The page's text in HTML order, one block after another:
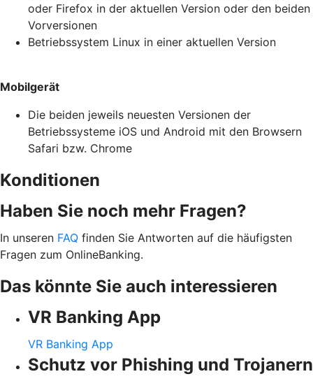
oder Firefox in der aktuellen Version oder den beiden
Vorversionen
Betriebssystem Linux in einer aktuellen Version
Mobilgerät
Die beiden jeweils neuesten Versionen der
Betriebssysteme iOS und Android mit den Browsern
Safari bzw. Chrome
Konditionen
Haben Sie noch mehr Fragen?
In unseren FAQ finden Sie Antworten auf die häufigsten
Fragen zum OnlineBanking.
Das könnte Sie auch interessieren
VR Banking App
VR Banking App
Schutz vor Phishing und Trojanern